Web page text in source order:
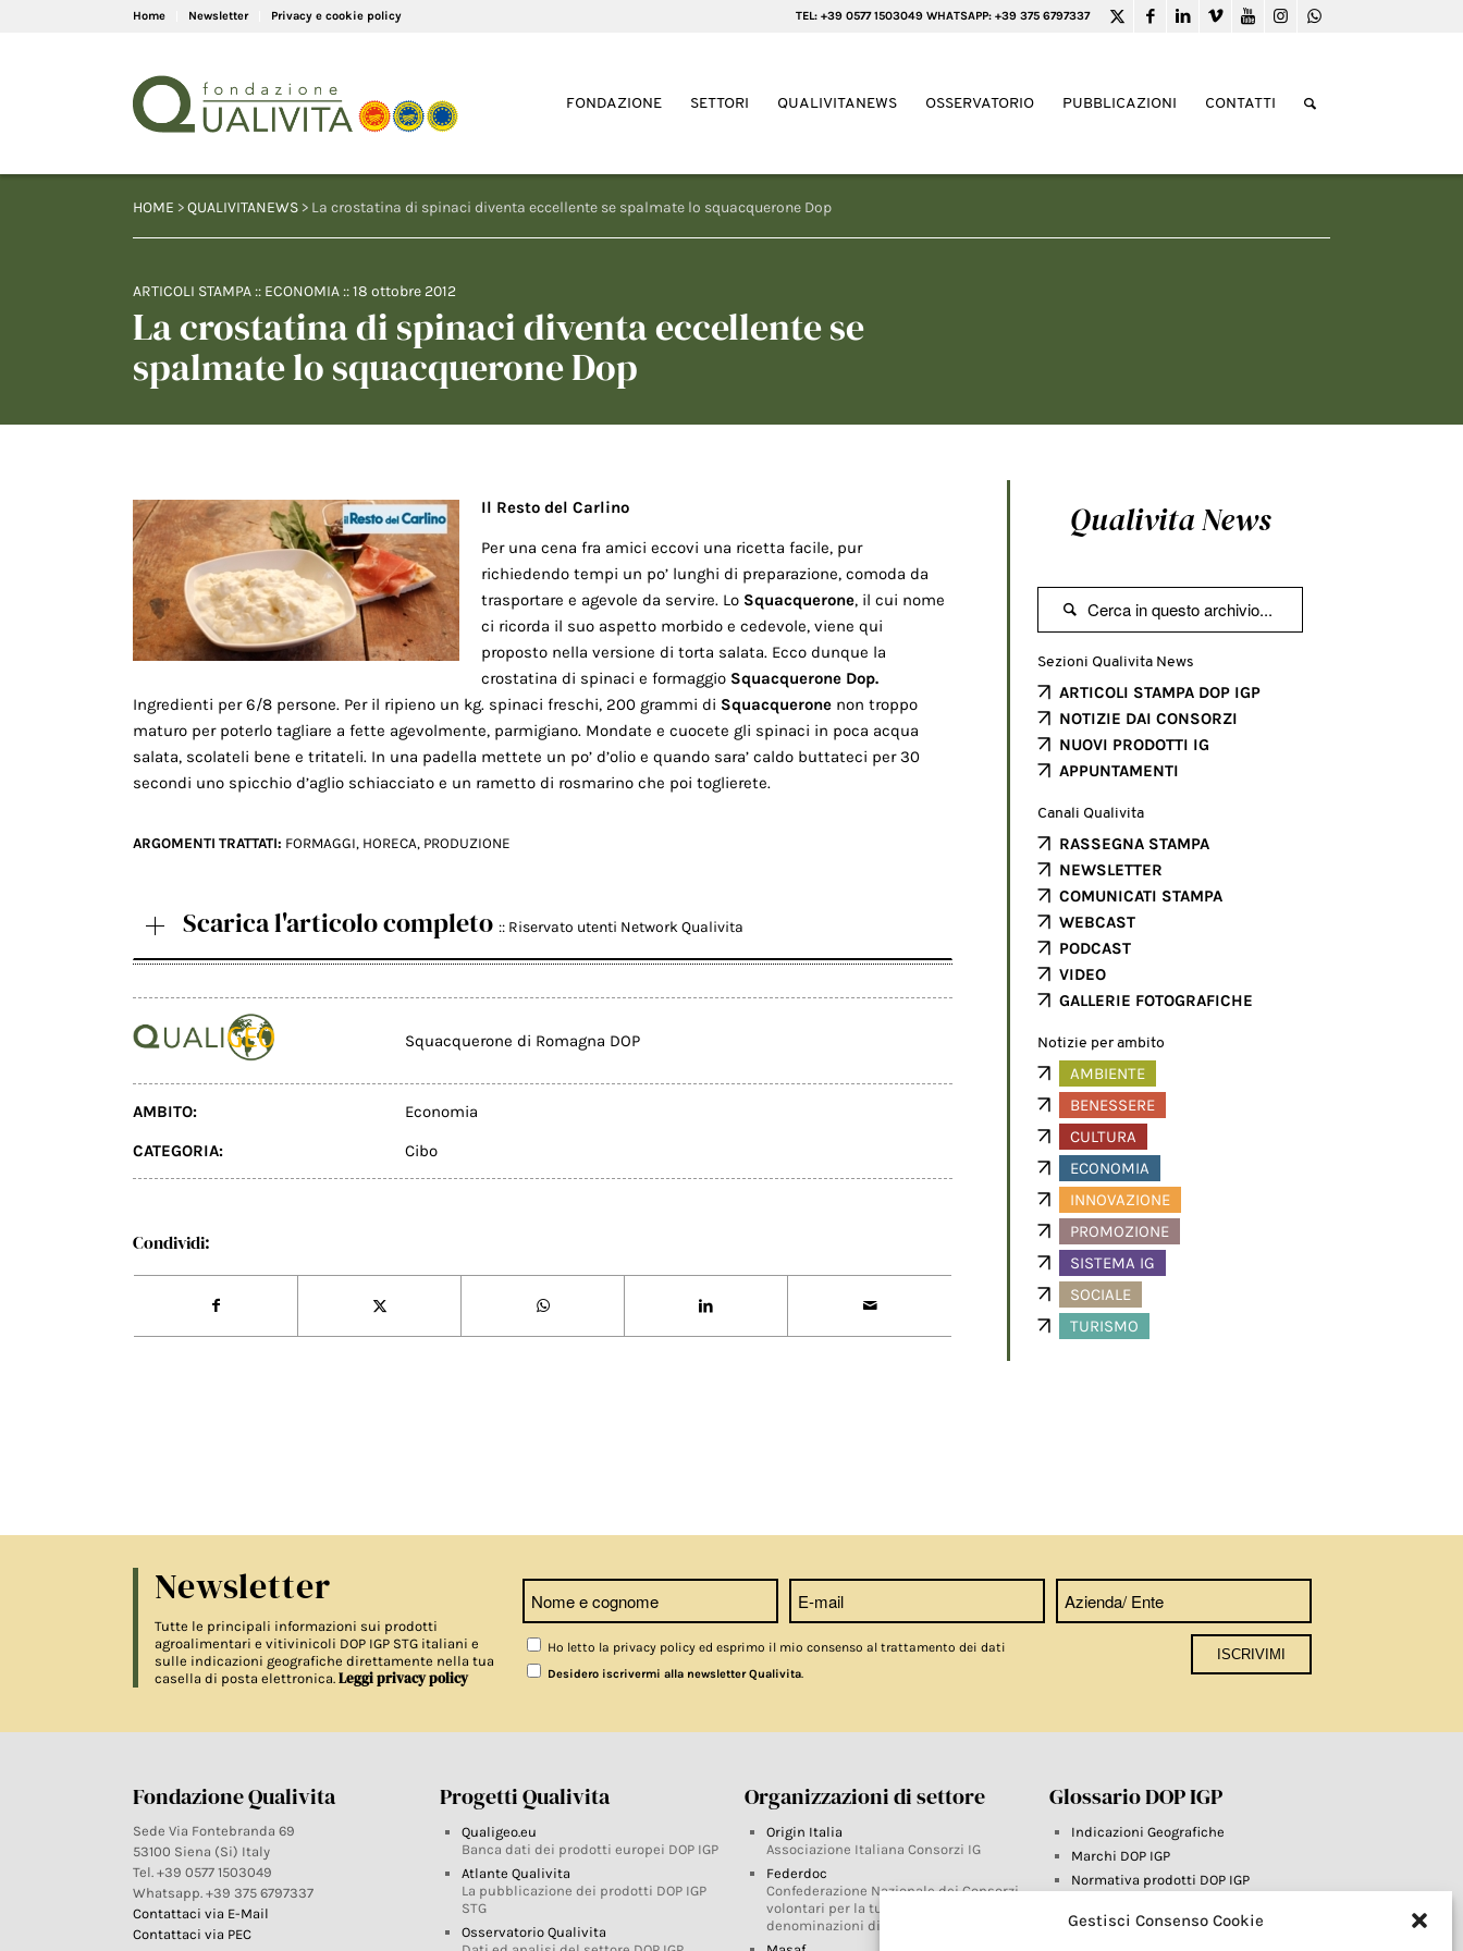
Gestisci Consenso Cookie
Home Newsletter Privacy e cookie policy TEL: +39 0577 1503049 WHATSAPP: +39 375 6797337
FONDAZIONE SETTORI QUALIVITANEWS OSSERVATORIO PUBBLICAZIONI CONTATTI
HOME >QUALIVITANEWS > La crostatina di spinaci diventa eccellente se spalmate lo squacquerone Dop
ARTICOLI STAMPA :: ECONOMIA ::18 ottobre 2012
La crostatina di spinaci diventa eccellente se
spalmate lo squacquerone Dop
Il Resto del Carlino
Per una cena fra amici eccovi una ricetta facile, pur
richiedendo tempi un po’ lunghi di preparazione, comoda da
trasportare e agevole da servire. Lo Squacquerone, il cui nome
ci ricorda il suo aspetto morbido e cedevole, viene qui
proposto nella versione di torta salata. Ecco dunque la
crostatina di spinaci e formaggio Squacquerone Dop.
Ingredienti per 6/8 persone. Per il ripieno un kg. spinaci freschi, 200 grammi di Squacquerone non troppo
maturo per poterlo tagliare a fette agevolmente, parmigiano. Mondate e cuocete gli spinaci in poca acqua
salata, scolateli bene e tritateli. In una padella mettete un po’ d’olio e quando sara’ caldo buttateci per 30
secondi uno spicchio d’aglio schiacciato e un rametto di rosmarino che poi toglierete.
ARGOMENTI TRATTATI: FORMAGGI, HORECA, PRODUZIONE
Scarica l'articolo completo :: Riservato utenti Network Qualivita
Squacquerone di Romagna DOP
AMBITO: Economia
CATEGORIA: Cibo
Condividi:
Qualivita News

Sezioni Qualivita News
ARTICOLI STAMPA DOP IGP
NOTIZIE DAI CONSORZI
NUOVI PRODOTTI IG
APPUNTAMENTI
Canali Qualivita
RASSEGNA STAMPA
NEWSLETTER
COMUNICATI STAMPA
WEBCAST
PODCAST
VIDEO
GALLERIE FOTOGRAFICHE
Notizie per ambito
AMBIENTE
BENESSERE
CULTURA
ECONOMIA
INNOVAZIONE
PROMOZIONE
SISTEMA IG
SOCIALE
TURISMO
Newsletter
Tutte le principali informazioni sui prodotti
agroalimentari e vitivinicoli DOP IGP STG italiani e
sulle indicazioni geografiche direttamente nella tua
casella di posta elettronica. Leggi privacy policy
Ho letto la privacy policy ed esprimo il mio consenso al trattamento dei dati
Desidero iscrivermi alla newsletter Qualivita.
Fondazione Qualivita
Sede Via Fontebranda 69
53100 Siena (Si) Italy
Tel. +39 0577 1503049
Whatsapp. +39 375 6797337
Contattaci via E-Mail
Contattaci via PEC
Progetti Qualivita
Qualigeo.eu
Banca dati dei prodotti europei DOP IGP
Atlante Qualivita
La pubblicazione dei prodotti DOP IGP
STG
Osservatorio Qualivita
Organizzazioni di settore
Origin Italia
Associazione Italiana Consorzi IG
Federdoc
Confederazione Nazionale dei Consorzi
volontari per la tutela delle
denominazioni di origine
Glossario DOP IGP
Indicazioni Geografiche
Marchi DOP IGP
Normativa prodotti DOP IGP
Farm To Fork e prodotti DOP IGP